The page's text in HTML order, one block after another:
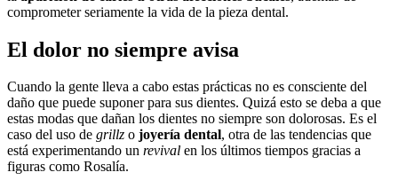
comprometer seriamente la vida de la pieza dental.
El dolor no siempre avisa
Cuando la gente lleva a cabo estas prácticas no es consciente del
daño que puede suponer para sus dientes. Quizá esto se deba a que
estas modas que dañan los dientes no siempre son dolorosas. Es el
caso del uso de grillz o joyería dental, otra de las tendencias que
está experimentando un revival en los últimos tiempos gracias a
figuras como Rosalía.